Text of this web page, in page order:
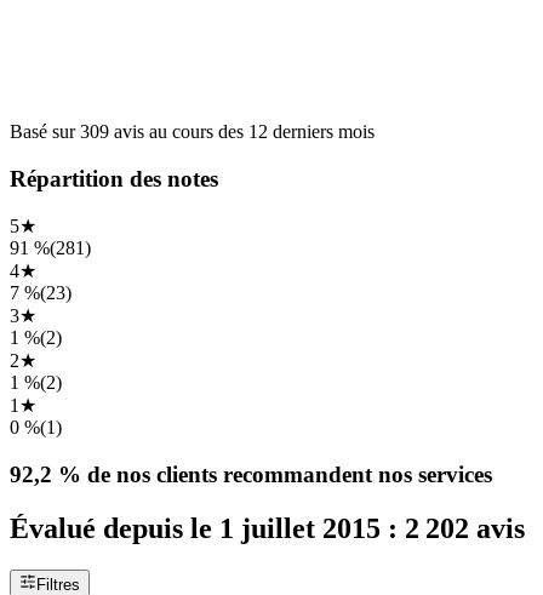
Basé sur309 avis au cours des 12 derniers mois
Répartition des notes
5★
91 %(281)
4★
7 %(23)
3★
1 %(2)
2★
1 %(2)
1 ★
0 %(1)
92,2 % de nos clients recommandent nos services
Évalué depuis le 1 juillet 2015 : 2 202 avis
Filtres